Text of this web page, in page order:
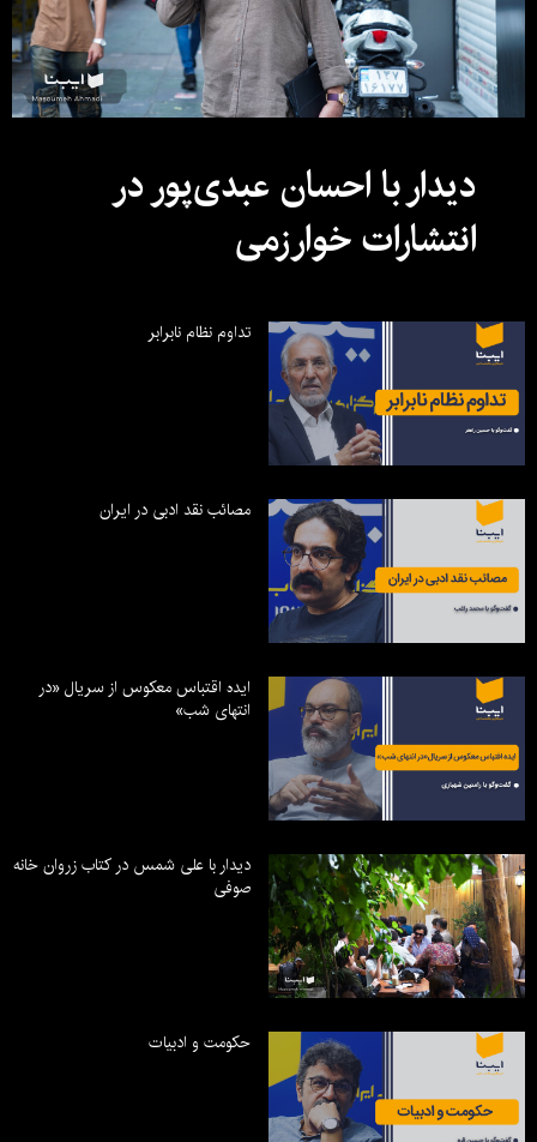
دیدار با احسان عبدی‌پور در
انتشارات خوارزمی
تداوم نظام نابرابر
مصائب نقد ادبی در ایران
ایده اقتباس معکوس از سریال «در
انتهای شب»
دیدار با علی شمس در کتاب زروان خانه
صوفی
حکومت و ادبیات